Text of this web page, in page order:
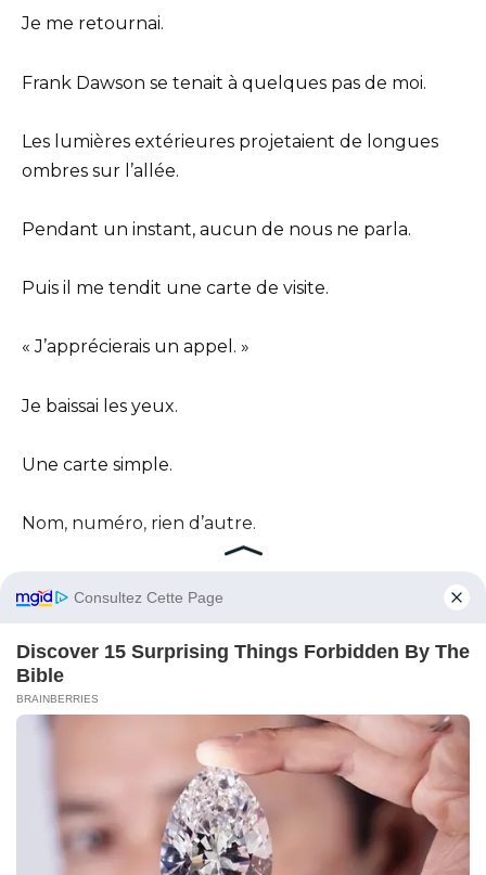
Je me retournai.
Frank Dawson se tenait à quelques pas de moi.
Les lumières extérieures projetaient de longues
ombres sur l’allée.
Pendant un instant, aucun de nous ne parla.
Puis il me tendit une carte de visite.
« J’apprécierais un appel. »
Je baissai les yeux.
Une carte simple.
Nom, numéro, rien d’autre.
Je hochai la tête.
« Frank. »
Son expression s’adoucit à peine.
« Tu ne te souviens peut-être pas de moi. »